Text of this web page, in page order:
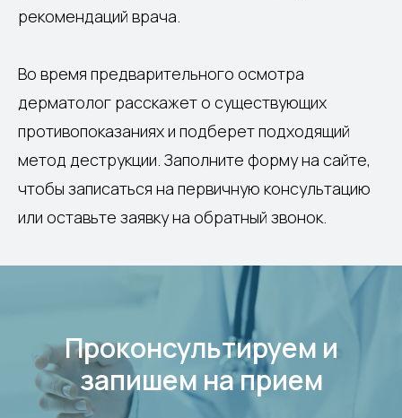
рекомендаций врача.
Во время предварительного осмотра
дерматолог расскажет о существующих
противопоказаниях и подберет подходящий
метод деструкции. Заполните форму на сайте,
чтобы записаться на первичную консультацию
или оставьте заявку на обратный звонок.
Проконсультируем и
запишем на прием